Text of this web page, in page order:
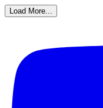
Load More...